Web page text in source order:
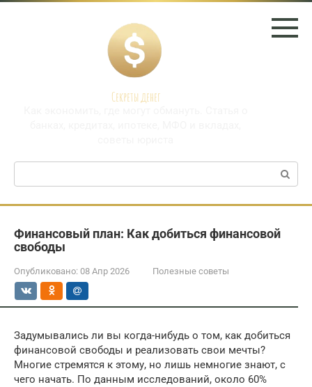
Перейти
Секреты денег
Поиск:
Финансовый план: Как добиться финансовой
свободы
Опубликовано: 08 Апр 2026 Полезные советы
Задумывались ли вы когда-нибудь о том, как добиться
финансовой свободы и реализовать свои мечты?
Многие стремятся к этому, но лишь немногие знают, с
чего начать. По данным исследований, около 60%